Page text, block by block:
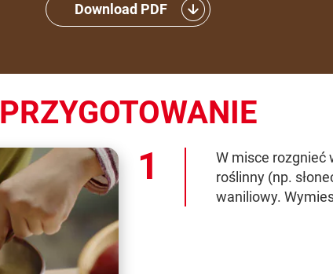
Download PDF
PRZYGOTOWANIE
W misce rozgnieć
roślinny (np.
waniliowy.